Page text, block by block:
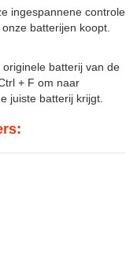
ingespannene controle
batterijen koopt.
batterij van de
+ F om naar
juiste batterij krijgt.